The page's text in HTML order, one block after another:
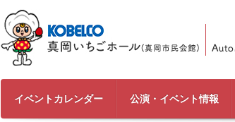
イベントカレンダー 公演・イベント情報